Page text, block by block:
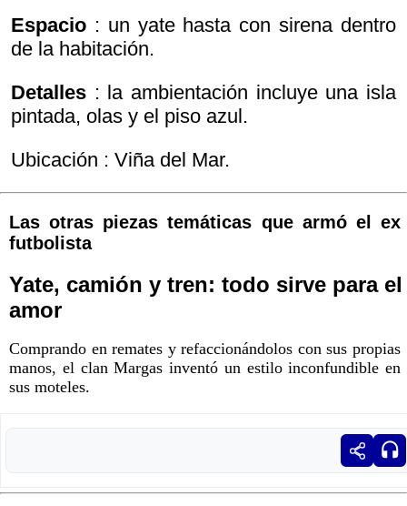
Espacio : un yate hasta con sirena dentro
de la habitación.
Detalles : la ambientación incluye una isla
pintada, olas y el piso azul.
Ubicación : Viña del Mar.
Las otras piezas temáticas que armó el ex
futbolista
Yate, camión y tren: todo sirve para el
amor
Comprando en remates y refaccionándolos con sus propias
manos, el clan Margas inventó un estilo inconfundible en
sus moteles.